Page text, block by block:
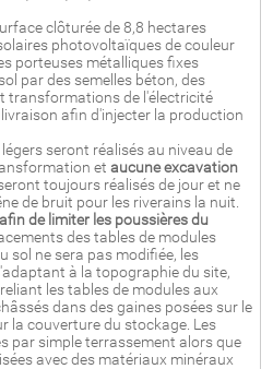
clôturée de 8,8 hectares
photovoltaïques de couleur
porteuses métalliques fixes
par des semelles béton, des
transformations de l'électricité
afin d'injecter la production
seront réalisés au niveau de
et aucune excavation
toujours réalisés de jour et ne
de bruit pour les riverains la nuit.
de limiter les poussières du
des tables de modules
sol ne sera pas modifiée, les
à la topographie du site,
les tables de modules aux
dans des gaines posées sur le
la couverture du stockage. Les
par simple terrassement alors que
avec des matériaux minéraux